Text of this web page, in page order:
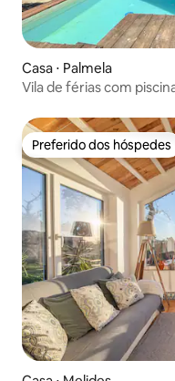
Casa ⋅ Palmela
Vila de férias com
Preferido dos hóspedes
Preferido dos hóspedes